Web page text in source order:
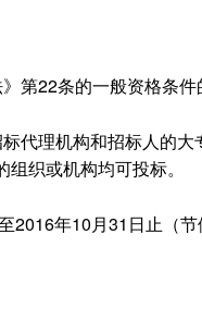
第22条的一般资格条
代理机构和招标人的
织或机构均可投标。
2016年10月31日止（